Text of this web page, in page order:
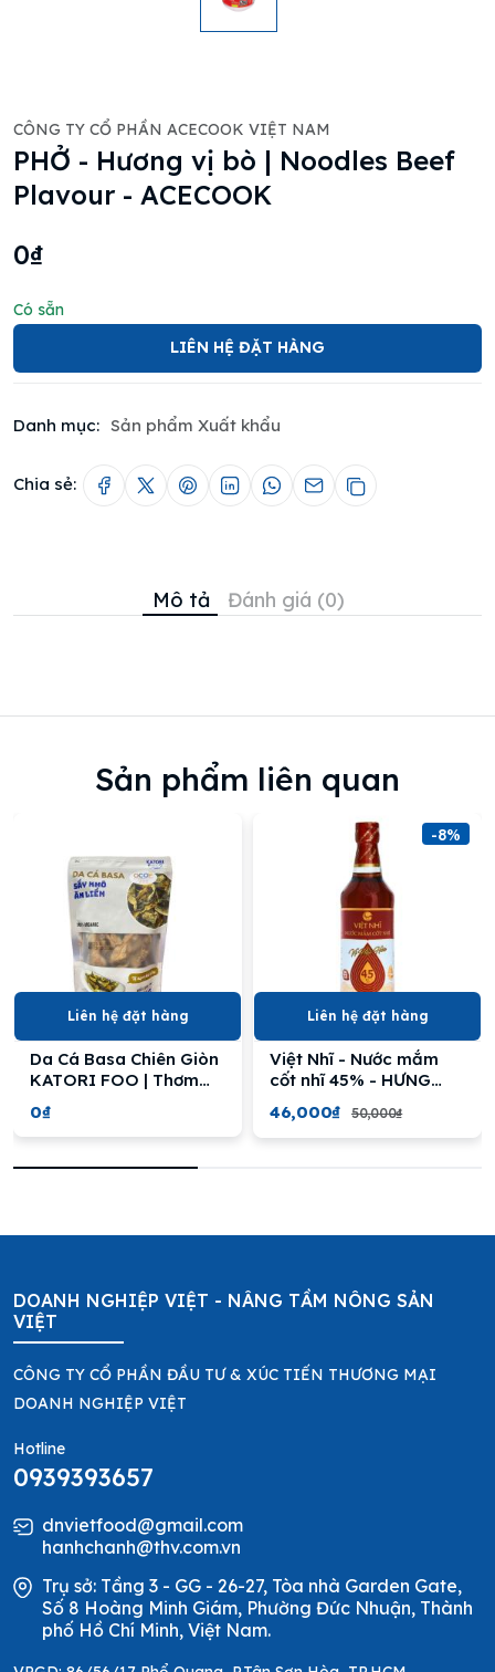
CÔNG TY CỔ PHẦN ACECOOK VIỆT NAM
PHỞ - Hương vị bò | Noodles Beef
Plavour - ACECOOK
0₫
Có sẵn
LIÊN HỆ ĐẶT HÀNG
Danh mục: Sản phẩm Xuất khẩu
Chia sẻ:
Mô tả Đánh giá (0)
Sản phẩm liên quan
Liên hệ đặt hàng
Da Cá Basa Chiên Giòn
KATORI FOO | Thơm
Ngon, Giàu Dinh Dưỡng
- KATORI FOOD Crispy
Pangasius Fish Skin
0₫
-8%
Liên hệ đặt hàng
Việt Nhĩ - Nước mắm
cốt nhĩ 45% - HƯNG
46,000₫ 50,000₫
DOANH NGHIỆP VIỆT - NÂNG TẦM NÔNG SẢN
VIỆT
CÔNG TY CỔ PHẦN ĐẦU TƯ & XÚC TIẾN THƯƠNG MẠI
DOANH NGHIỆP VIỆT
Hotline
0939393657
dnvietfood@gmail.com
hanhchanh@thv.com.vn
Trụ sở: Tầng 3 - GG - 26-27, Tòa nhà Garden Gate,
Số 8 Hoàng Minh Giám, Phường Đức Nhuận, Thành
phố Hồ Chí Minh, Việt Nam.